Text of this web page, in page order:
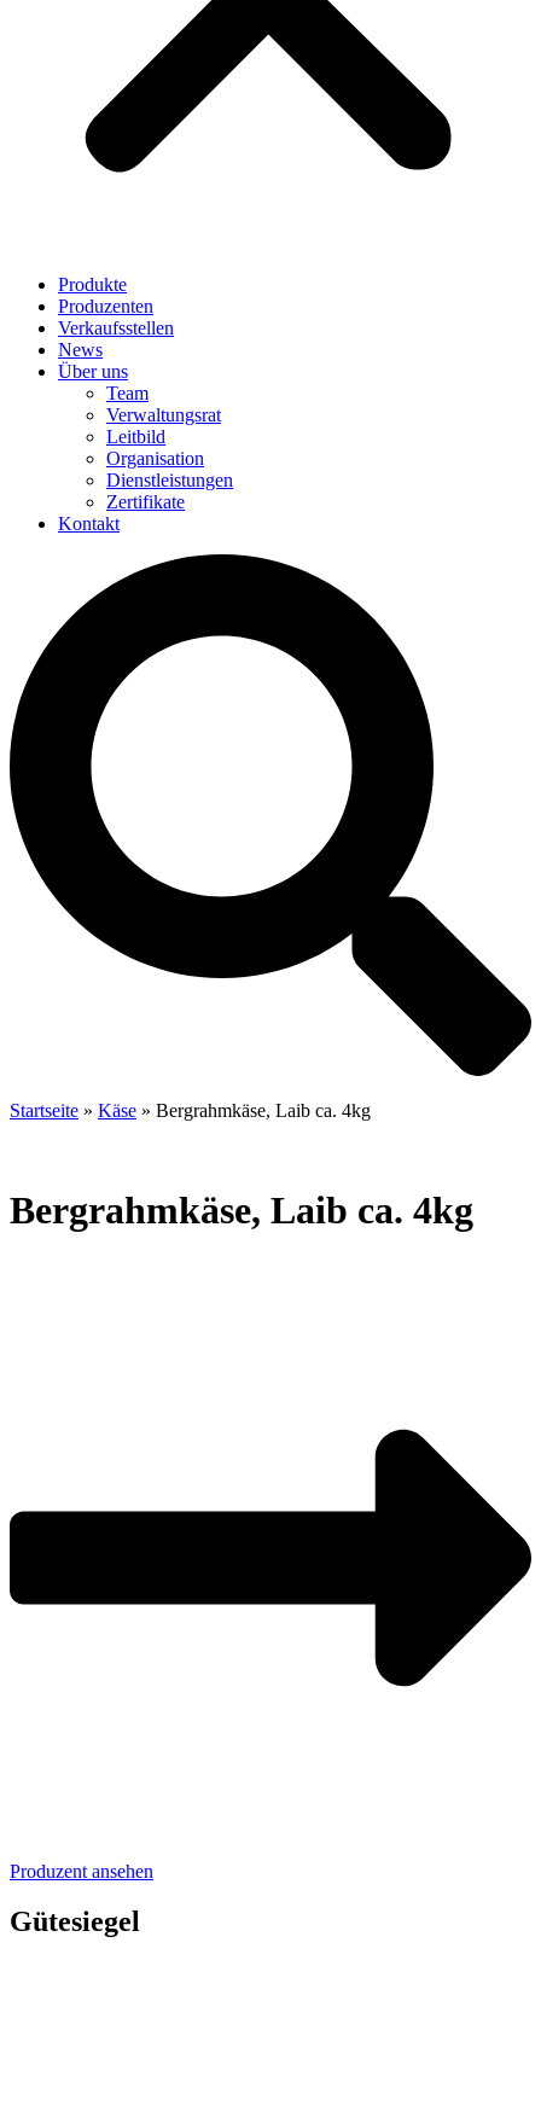
Produkte
Produzenten
Verkaufsstellen
News
Über uns
Team
Verwaltungsrat
Leitbild
Organisation
Dienstleistungen
Zertifikate
Kontakt
Startseite » Käse » Bergrahmkäse, Laib ca. 4kg
Bergrahmkäse, Laib ca. 4kg
Produzent ansehen
Gütesiegel